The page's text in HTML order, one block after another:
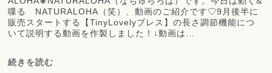
喋る NATURALOHA（笑）、動画のご紹介です♡9月後半に
販売スタートする【TinyLovelyブレス】の長さ調節機能につ
いて説明する動画を作製しました！↓動画は...
続きを読む